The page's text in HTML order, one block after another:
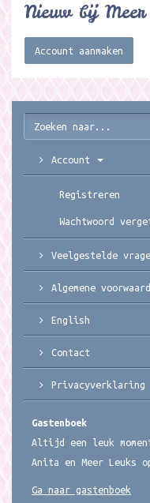
Nieuw bij Meer
Account aanmaken
Account
Registreren
Wachtwoord
Veelgestelde
Algemene
English
Contact
Privacyverklaring
Gastenboek
Altijd een leuk
Anita en Meer Leuks
Ga naar gastenboek